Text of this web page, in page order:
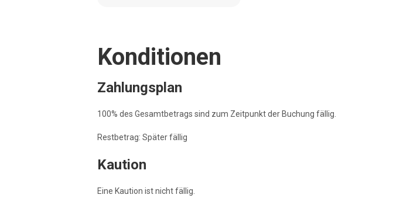
Konditionen
Zahlungsplan
100% des Gesamtbetrags sind zum Zeitpunkt der Buchung fällig.
Restbetrag: Später fällig
Kaution
Eine Kaution ist nicht fällig.